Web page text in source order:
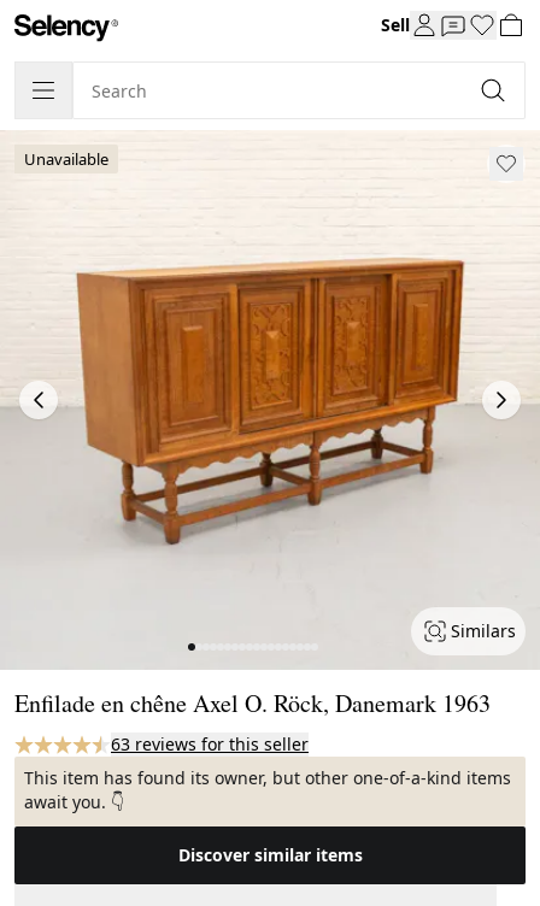
Sell
Unavailable
Similars
Enfilade en chêne Axel O. Röck, Danemark 1963
63 reviews for this seller
This item has found its owner, but other one-of-a-kind items
await you. 👇
Discover similar items